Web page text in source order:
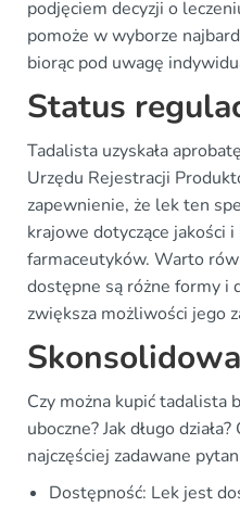
podjęciem decyzji o
pomoże w wyborze
biorąc pod uwagę
Status
Tadalista uzyskała
Urzędu Rejestracji
zapewnienie, że lek ten
krajowe dotyczące jakości
farmaceutyków. Warto
dostępne są różne formy i
zwiększa możliwości jego
Czy można kupić tadalista
uboczne? Jak długo
najczęściej zadawane
Dostępność: Lek jest